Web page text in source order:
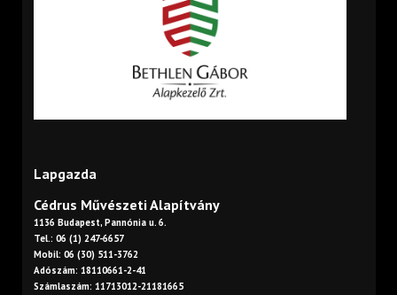
Lapgazda
Cédrus Művészeti Alapítvány
1136 Budapest, Pannónia u. 6.
Tel.: 06 (1) 247-6657
Mobil: 06 (30) 511-3762
Adószám: 18110661-2-41
Számlaszám: 11713012-21181665